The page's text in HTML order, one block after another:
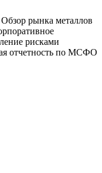
Обзор рынка металлов
рисками
отчетность по МСФО